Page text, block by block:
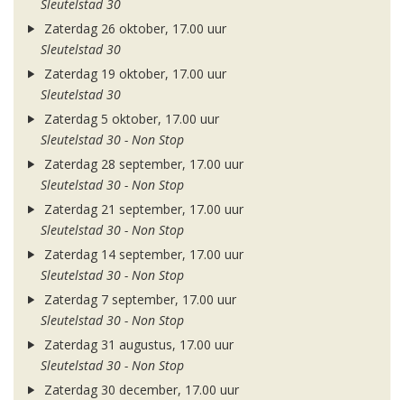
Sleutelstad 30
Zaterdag 26 oktober, 17.00 uur
Sleutelstad 30
Zaterdag 19 oktober, 17.00 uur
Sleutelstad 30
Zaterdag 5 oktober, 17.00 uur
Sleutelstad 30 - Non Stop
Zaterdag 28 september, 17.00 uur
Sleutelstad 30 - Non Stop
Zaterdag 21 september, 17.00 uur
Sleutelstad 30 - Non Stop
Zaterdag 14 september, 17.00 uur
Sleutelstad 30 - Non Stop
Zaterdag 7 september, 17.00 uur
Sleutelstad 30 - Non Stop
Zaterdag 31 augustus, 17.00 uur
Sleutelstad 30 - Non Stop
Zaterdag 30 december, 17.00 uur